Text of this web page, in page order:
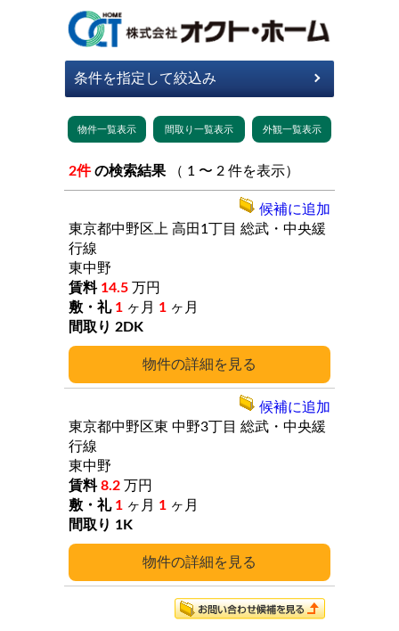
2件 の検索結果 （ 1 〜 2 件を表示）
詳細
東京都中野区上 高田1丁目 総武・中央緩
行線
東中野
14.5 万円
1 ヶ月 1 ヶ月
2DK
候補に追加
詳細
東京都中野区東 中野3丁目 総武・中央緩
行線
東中野
8.2 万円
1 ヶ月 1 ヶ月
1K
候補に追加